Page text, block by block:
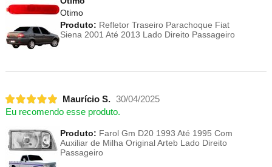
Otimo
Produto: Refletor Traseiro Parachoque Fiat
Siena 2001 Até 2013 Lado Direito Passageiro
Maurício S. 30/04/2025
Eu recomendo esse produto.
Produto: Farol Gm D20 1993 Até 1995 Com
Auxiliar de Milha Original Arteb Lado Direito
Passageiro